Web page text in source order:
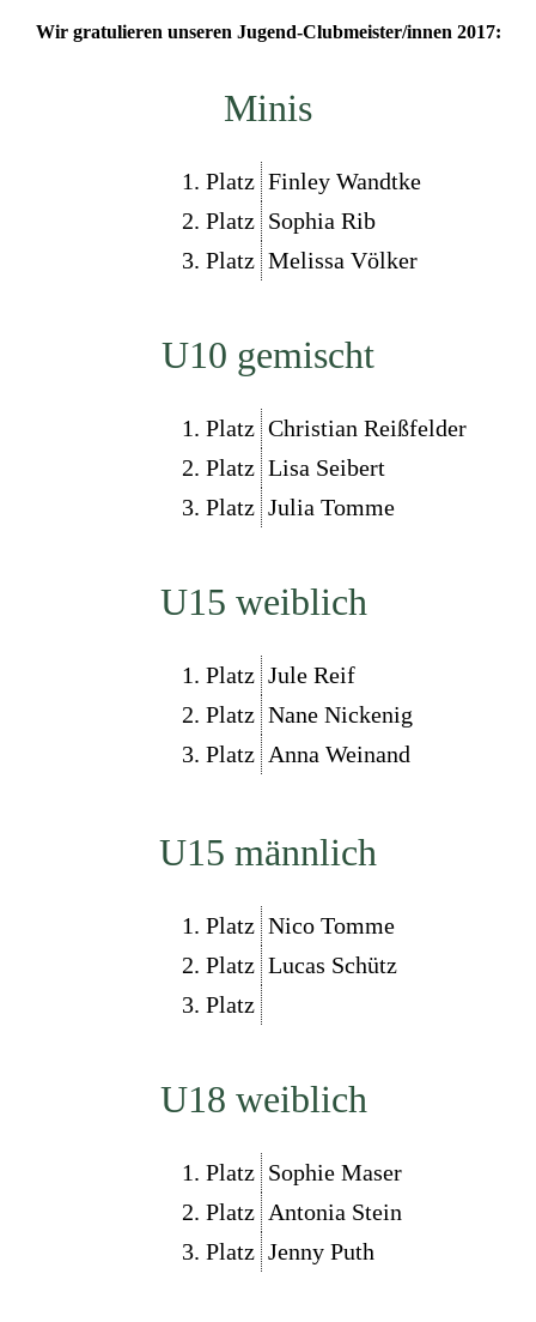
Wir gratulieren unseren Jugend-Clubmeister/innen 2017:
Minis
1. Platz Finley Wandtke
2. Platz Sophia Rib
3. Platz Melissa Völker
U10 gemischt
1. Platz Christian Reißfelder
2. Platz Lisa Seibert
3. Platz Julia Tomme
U15 weiblich
1. Platz Jule Reif
2. Platz Nane Nickenig
3. Platz Anna Weinand
U15 männlich
1. Platz Nico Tomme
2. Platz Lucas Schütz
3. Platz
U18 weiblich
1. Platz Sophie Maser
2. Platz Antonia Stein
3. Platz Jenny Puth